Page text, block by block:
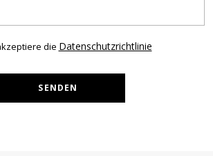
die Datenschutzrichtlinie
SENDEN